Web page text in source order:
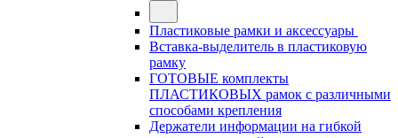
Пластиковые рамки и аксессуары
Вставка-выделитель в пластиковую
рамку
ГОТОВЫЕ комплекты
ПЛАСТИКОВЫХ рамок с различными
способами крепления
Держатели информации на гибкой